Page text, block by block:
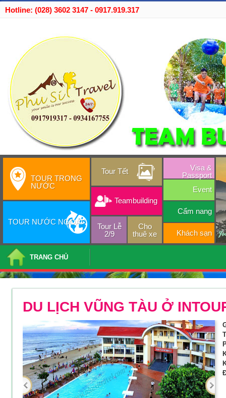
Hotline: (028) 3602 3147 - 0917.919.317
TOUR TRONG
NƯỚC
TOUR NƯỚC NGOÀI
Tour Tết
Teambuilding
Tour Lễ
2/9
Cho
thuê xe
Visa &
Passport
Event
Cẩm nang
Khách sạn
TRANG CHỦ
DU LỊCH VŨNG TÀU Ở